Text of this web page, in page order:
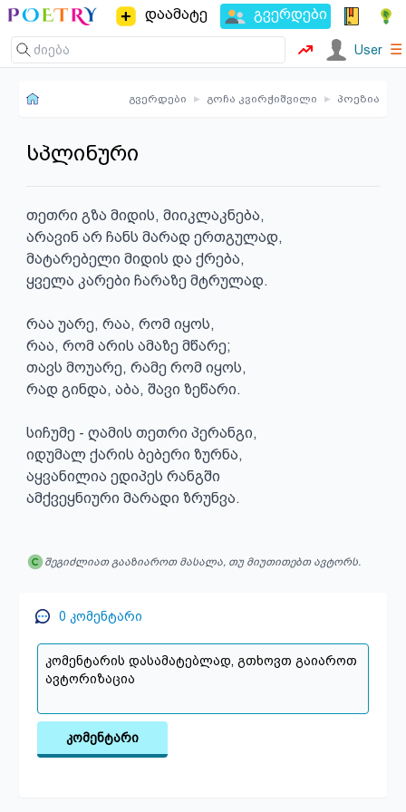
დაამატე გვერდები
User ☰
გვერდები ▸ გოჩა კვირჭიშვილი ▸ პოეზია
სპლინური
თეთრი გზა მიდის, მიიკლაკნება,
არავინ არ ჩანს მარად ერთგულად,
მატარებელი მიდის და ქრება,
ყველა კარები ჩარაზე მტრულად.
რაა უარე, რაა, რომ იყოს,
რაა, რომ არის ამაზე მწარე;
თავს მოუარე, რამე რომ იყოს,
რად გინდა, აბა, შავი ზეწარი.
სიჩუმე - ღამის თეთრი პერანგი,
იდუმალ ქარის ბებერი ზურნა,
აყვანილია ედიპეს რანგში
ამქვეყნიური მარადი ზრუნვა.
შეგიძლიათ გააზიაროთ მასალა, თუ მიუთითებთ ავტორს.
0 კომენტარი
კომენტარი